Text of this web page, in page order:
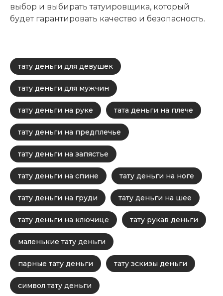
выбор и выбирать татуировщика, который
будет гарантировать качество и безопасность.
тату деньги для девушек
тату деньги для мужчин
тату деньги на руке тата деньги на плече
тату деньги на предплечье
тату деньги на запястье
тату деньги на спине тату деньги на ноге
тату деньги на груди тату деньги на шее
тату деньги на ключице тату рукав деньги
маленькие тату деньги
парные тату деньги тату эскизы деньги
символ тату деньги